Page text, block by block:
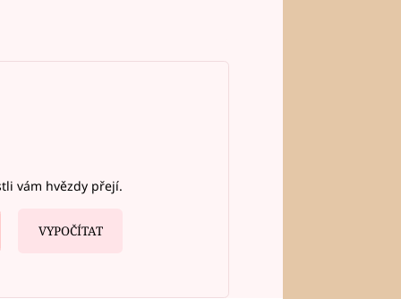
vám hvězdy přejí.
VYPOČÍTAT